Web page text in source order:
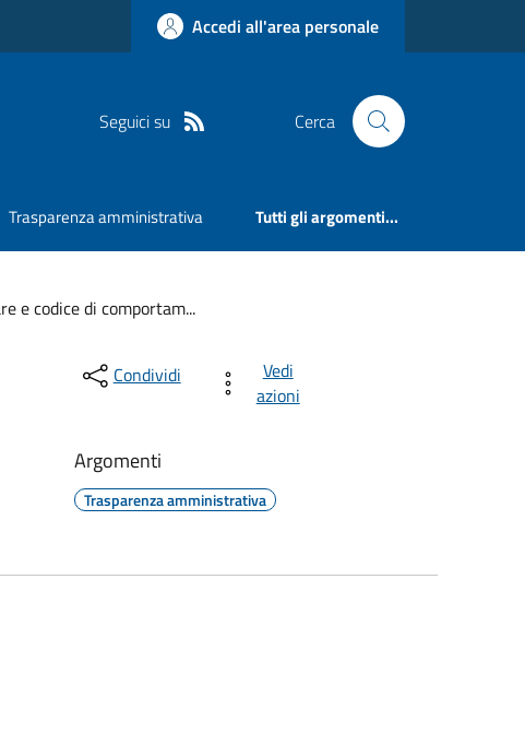
Accedi all'area personale
Seguici su Cerca
Trasparenza amministrativa Tutti gli argomenti...
e codice di comportam...
Condividi
Vedi
azioni
Argomenti
Trasparenza amministrativa